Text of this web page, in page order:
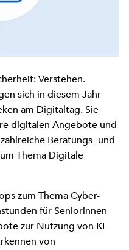
Verstehen.
sich in diesem Jahr
am Digitaltag. Sie
digitalen Angebote und
Beratungs- und
Thema Digitale
zum Thema Cyber-
für Seniorinnen
zur Nutzung von KI-
von